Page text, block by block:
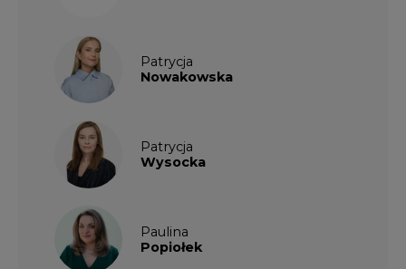
Patrycja
Nowakowska
Patrycja
Wysocka
Paulina
Popiołek